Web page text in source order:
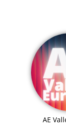
AE